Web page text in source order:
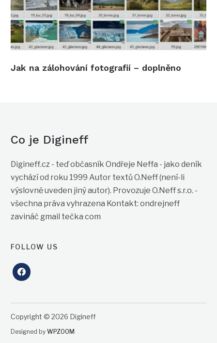
Jak na zálohování fotografií – doplněno
Co je Digineff
Digineff.cz - teď občasník Ondřeje Neffa - jako deník
vychází od roku 1999 Autor textů O.Neff (není-li
výslovně uveden jiný autor). Provozuje O.Neff s.r.o. -
všechna práva vyhrazena Kontakt: ondrejneff
zavináč gmail tečka com
FOLLOW US
facebook
Copyright © 2026 Digineff
Designed byWPZOOM